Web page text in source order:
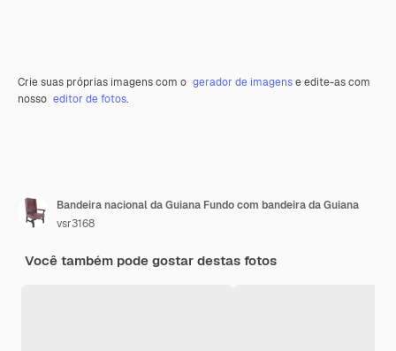
Crie suas próprias imagens com o gerador de imagense edite-as com
nosso editor de fotos.
Bandeira nacional da Guiana Fundo com bandeira da Guiana
vsr3168
Você também pode gostar destas fotos